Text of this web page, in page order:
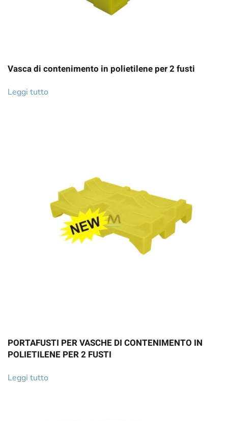
Vasca di contenimento in polietilene per 2 fusti
Leggi tutto
PORTAFUSTI PER VASCHE DI CONTENIMENTO IN
POLIETILENE PER 2 FUSTI
Leggi tutto